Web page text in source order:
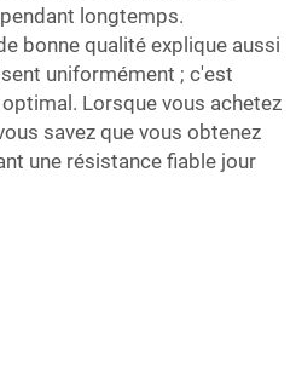
longtemps.
bonne qualité explique aussi
uniformément ; c'est
Lorsque vous achetez
savez que vous obtenez
une résistance fiable jour